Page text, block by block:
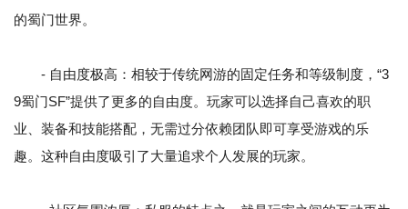
的蜀门世界。
- 自由度极高：相较于传统网游的固定任务和等级制度，“3
9蜀门SF”提供了更多的自由度。玩家可以选择自己喜欢的职
业、装备和技能搭配，无需过分依赖团队即可享受游戏的乐
趣。这种自由度吸引了大量追求个人发展的玩家。